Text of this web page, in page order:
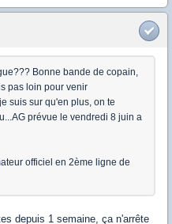
Bonne bande de copain,
pas loin pour venir
suis sur qu'en plus, on te
prévue le vendredi 8 juin a
officiel en 2ème ligne de
depuis 1 semaine, ça n'arrête